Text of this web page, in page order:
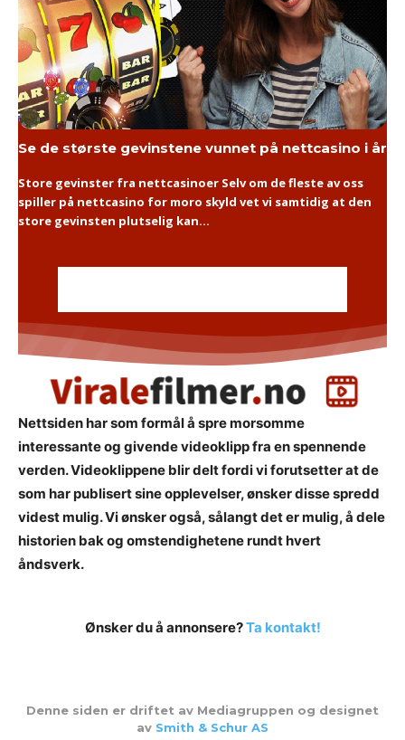
Se de største gevinstene vunnet på nettcasino i år
Store gevinster fra nettcasinoer Selv om de fleste av oss
spiller på nettcasino for moro skyld vet vi samtidig at den
store gevinsten plutselig kan...
Nettsiden har som formål å spre morsomme
interessante og givende videoklipp fra en spennende
verden. Videoklippene blir delt fordi vi forutsetter at de
som har publisert sine opplevelser, ønsker disse spredd
videst mulig. Vi ønsker også, sålangt det er mulig, å dele
historien bak og omstendighetene rundt hvert
åndsverk.
Ønsker du å annonsere?Ta kontakt!
Denne siden er driftet av Mediagruppen og designet
av Smith & Schur AS